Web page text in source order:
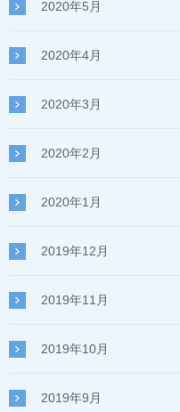
2020年5月
2020年4月
2020年3月
2020年2月
2020年1月
2019年12月
2019年11月
2019年10月
2019年9月